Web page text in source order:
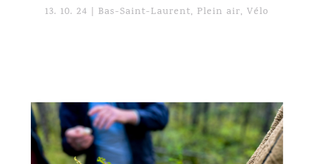
13. 10. 24 | Bas-Saint-Laurent, Plein air, Vélo